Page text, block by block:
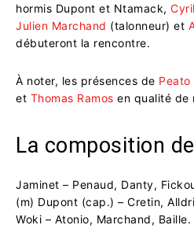
hormis Dupont et Ntamack,
Julien Marchand (talonneur) et
débuteront la rencontre.
À noter, les présences de Peato
et Thomas Ramos en qualité de
La composition
Jaminet – Penaud, Danty,
(m) Dupont (cap.) – Cretin,
Woki – Atonio, Marchand, Baille.